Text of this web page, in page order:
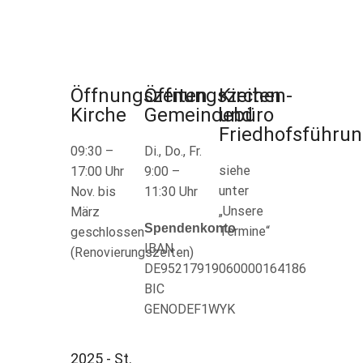
Öffnungszeiten
Kirche
09:30 –
17:00 Uhr
Nov. bis
März
geschlossen
(Renovierungszeiten)
Öffnungszeiten
Gemeindebüro
Di., Do., Fr.
9:00 –
11:30 Uhr
Spendenkonto
IBAN
DE95217919060000164186
BIC
GENODEF1WYK
Kirchen-
und
siehe
unter
„Unsere
Termine“
2025 - St.